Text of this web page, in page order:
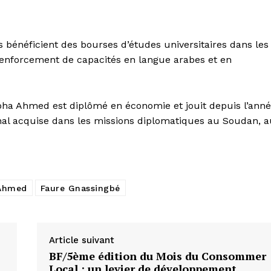
des bourses d’études universitaires dans les
de capacités en langue arabes et en
Ahmed est diplômé en économie et jouit depuis
acquise dans les missions diplomatiques au Soudan,
Faure Gnassingbé
Article suivant
BF/5ème édition du Mois du Consommer